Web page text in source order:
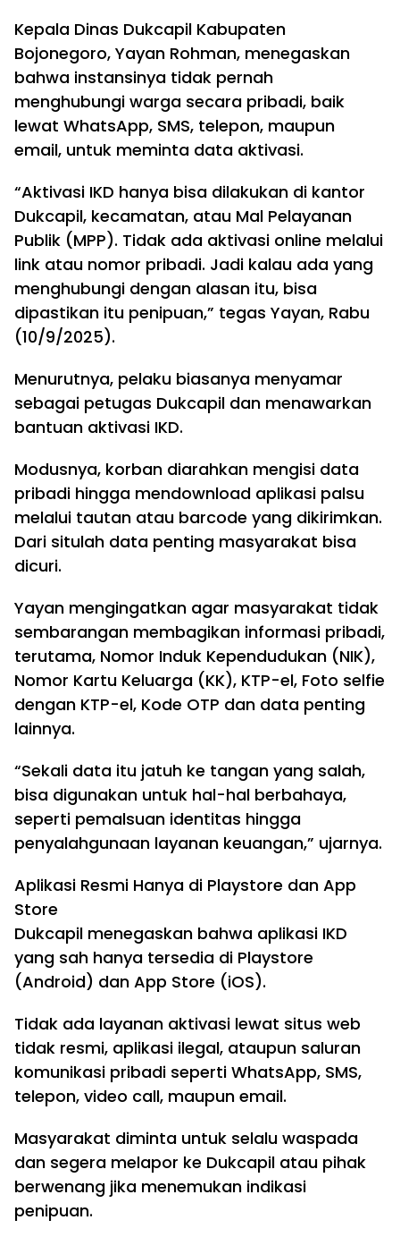
Kepala Dinas Dukcapil Kabupaten
Bojonegoro, Yayan Rohman, menegaskan
bahwa instansinya tidak pernah
menghubungi warga secara pribadi, baik
lewat WhatsApp, SMS, telepon, maupun
email, untuk meminta data aktivasi.
“Aktivasi IKD hanya bisa dilakukan di kantor
Dukcapil, kecamatan, atau Mal Pelayanan
Publik (MPP). Tidak ada aktivasi online melalui
link atau nomor pribadi. Jadi kalau ada yang
menghubungi dengan alasan itu, bisa
dipastikan itu penipuan,” tegas Yayan, Rabu
(10/9/2025).
Menurutnya, pelaku biasanya menyamar
sebagai petugas Dukcapil dan menawarkan
bantuan aktivasi IKD.
Modusnya, korban diarahkan mengisi data
pribadi hingga mendownload aplikasi palsu
melalui tautan atau barcode yang dikirimkan.
Dari situlah data penting masyarakat bisa
dicuri.
Yayan mengingatkan agar masyarakat tidak
sembarangan membagikan informasi pribadi,
terutama, Nomor Induk Kependudukan (NIK),
Nomor Kartu Keluarga (KK), KTP-el, Foto selfie
dengan KTP-el, Kode OTP dan data penting
lainnya.
“Sekali data itu jatuh ke tangan yang salah,
bisa digunakan untuk hal-hal berbahaya,
seperti pemalsuan identitas hingga
penyalahgunaan layanan keuangan,” ujarnya.
Aplikasi Resmi Hanya di Playstore dan App
Store
Dukcapil menegaskan bahwa aplikasi IKD
yang sah hanya tersedia di Playstore
(Android) dan App Store (iOS).
Tidak ada layanan aktivasi lewat situs web
tidak resmi, aplikasi ilegal, ataupun saluran
komunikasi pribadi seperti WhatsApp, SMS,
telepon, video call, maupun email.
Masyarakat diminta untuk selalu waspada
dan segera melapor ke Dukcapil atau pihak
berwenang jika menemukan indikasi
penipuan.